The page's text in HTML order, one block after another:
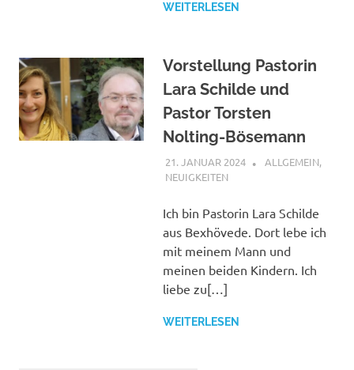
WEITERLESEN
Vorstellung Pastorin
Lara Schilde und
Pastor Torsten
Nolting-Bösemann
21. JANUAR 2024 SHAGGY
ALLGEMEIN,
NEUIGKEITEN
Ich bin Pastorin Lara Schilde
aus Bexhövede. Dort lebe ich
mit meinem Mann und
meinen beiden Kindern. Ich
liebe zu[…]
WEITERLESEN